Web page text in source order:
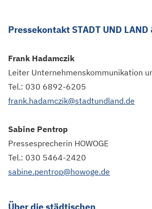
Pressekontakt STADT UND LAND
Frank Hadamczik
Leiter Unternehmenskommunikation
Tel.: 030 6892-6205
frank.hadamczik@stadtundland.de
Sabine Pentrop
Pressesprecherin HOWOGE
Tel.: 030 5464-2420
sabine.pentrop@howoge.de